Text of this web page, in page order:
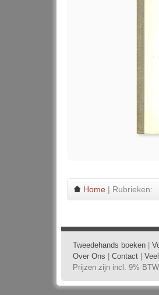
Home | Rubrieken:
Tweedehands boeken
Over Ons
Contact
Prijzen zijn incl. 9%